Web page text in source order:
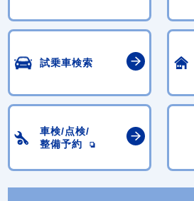
試乗車検索
車検/点検/
整備予約